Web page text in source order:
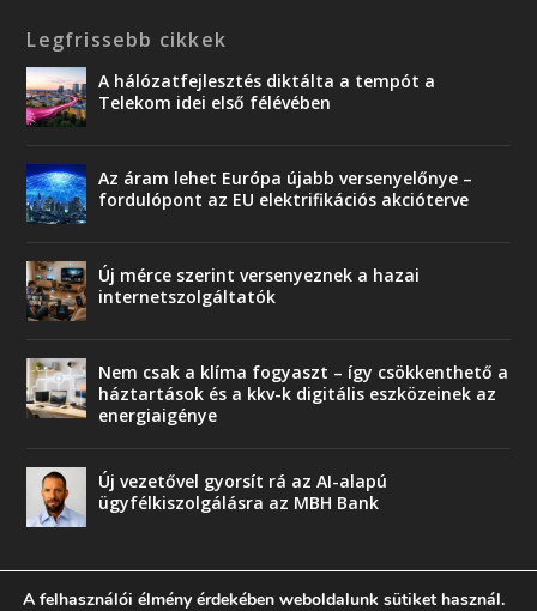
Legfrissebb cikkek
A hálózatfejlesztés diktálta a tempót a
Telekom idei első félévében
Az áram lehet Európa újabb versenyelőnye –
fordulópont az EU elektrifikációs akcióterve
Új mérce szerint versenyeznek a hazai
internetszolgáltatók
Nem csak a klíma fogyaszt – így csökkenthető a
háztartások és a kkv-k digitális eszközeinek az
energiaigénye
Új vezetővel gyorsít rá az AI-alapú
ügyfélkiszolgálásra az MBH Bank
A felhasználói élmény érdekében weboldalunk sütiket használ.